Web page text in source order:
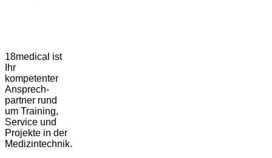
18medical ist
Ihr
kompetenter
Ansprech-
partner rund
um Training,
Service und
Projekte in der
Medizintechnik.